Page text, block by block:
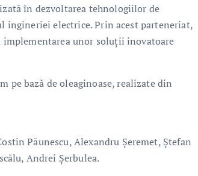
în dezvoltarea tehnologiilor de
ingineriei electrice. Prin acest parteneriat,
implementarea unor soluții inovatoare
pe bază de oleaginoase, realizate din
Păunescu, Alexandru Șeremet, Ștefan
Andrei Șerbulea.